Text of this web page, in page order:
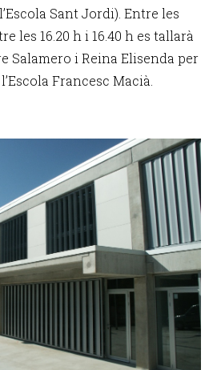
Sant Jordi). Entre les
les 16.20 h i 16.40 h es tallarà
Salamero i Reina Elisenda per
Francesc Macià.